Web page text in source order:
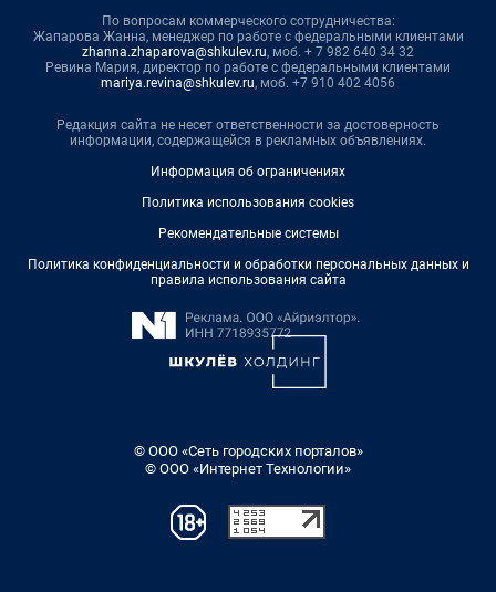
По вопросам коммерческого сотрудничества:
Жапарова Жанна, менеджер по работе с федеральными клиентами
zhanna.zhaparova@shkulev.ru, моб. + 7 982 640 34 32
Ревина Мария, директор по работе с федеральными клиентами
mariya.revina@shkulev.ru, моб. +7 910 402 4056
Редакция сайта не несет ответственности за достоверность
информации, содержащейся в рекламных объявлениях.
Информация об ограничениях
Политика использования cookies
Рекомендательные системы
Политика конфиденциальности и обработки персональных данных и
правила использования сайта
© ООО «Сеть городских порталов»
© ООО «Интернет Технологии»